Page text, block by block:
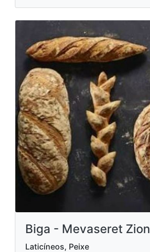
Biga - Mevaseret Zion
Laticíneos, Peixe